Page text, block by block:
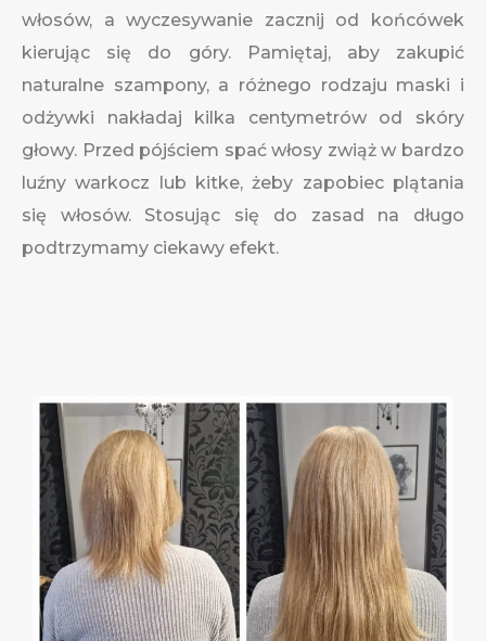
włosów, a wyczesywanie zacznij od końcówek
kierując się do góry. Pamiętaj, aby zakupić
naturalne szampony, a różnego rodzaju maski i
odżywki nakładaj kilka centymetrów od skóry
głowy. Przed pójściem spać włosy zwiąż w bardzo
luźny warkocz lub kitke, żeby zapobiec plątania
się włosów. Stosując się do zasad na długo
podtrzymamy ciekawy efekt.